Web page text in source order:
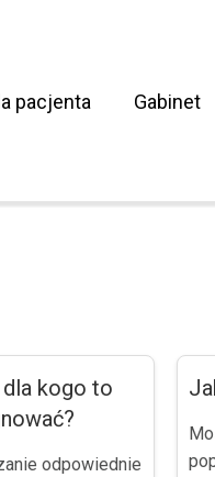
pacjenta Gabinet
kogo to
odpowiednie